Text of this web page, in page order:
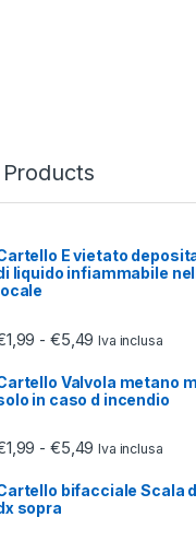
E vietato
liquido infiammabile
1,99 - €5,49 Fascia di
Iva inclusa
Valvola metano
in caso d incendio
1,99 - €5,49 Fascia di
Iva inclusa
bifacciale Scala
sopra